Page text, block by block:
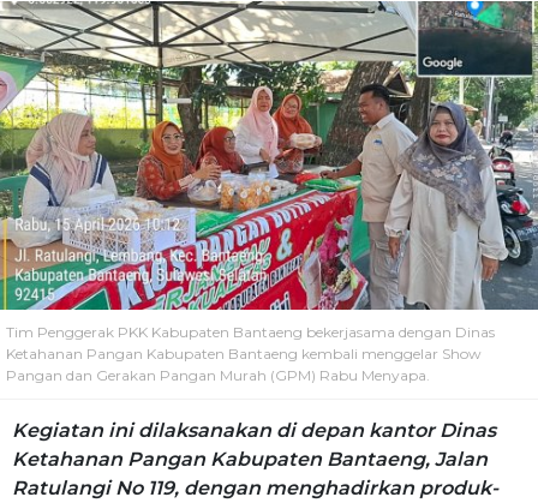
Tim Penggerak PKK Kabupaten Bantaeng bekerjasama dengan Dinas
Ketahanan Pangan Kabupaten Bantaeng kembali menggelar Show
Pangan dan Gerakan Pangan Murah (GPM) Rabu Menyapa.
Kegiatan ini dilaksanakan di depan kantor Dinas
Ketahanan Pangan Kabupaten Bantaeng, Jalan
Ratulangi No 119, dengan menghadirkan produk-